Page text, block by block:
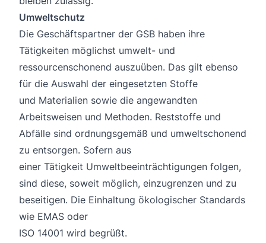
Umweltschutz
Die Geschäftspartner der GSB haben ihre
Tätigkeiten möglichst umwelt- und
ressourcenschonend auszuüben. Das gilt ebenso
für die Auswahl der eingesetzten Stoffe
und Materialien sowie die angewandten
Arbeitsweisen und Methoden. Reststoffe und
Abfälle sind ordnungsgemäß und umweltschonend
zu entsorgen. Sofern aus
einer Tätigkeit Umweltbeeinträchtigungen folgen,
sind diese, soweit möglich, einzugrenzen und zu
beseitigen. Die Einhaltung ökologischer Standards
wie EMAS oder
ISO 14001 wird begrüßt.